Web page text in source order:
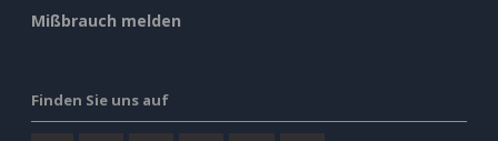
Mißbrauch melden
Finden Sie uns auf